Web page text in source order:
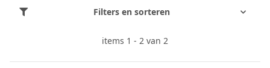
Filters en sorteren
items 1 - 2 van 2